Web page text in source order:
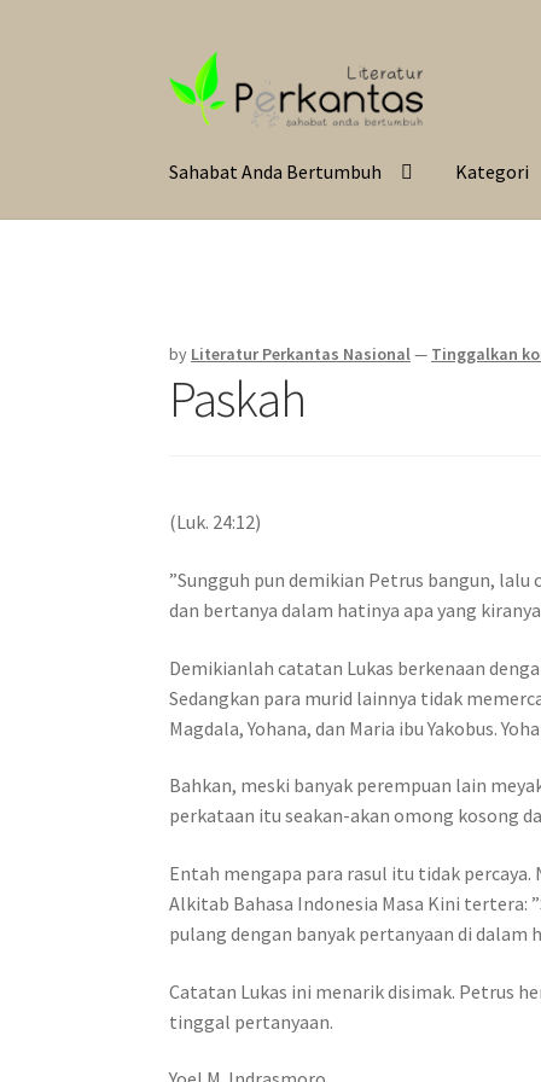
Skip
to
navigation
Langsung
ke
Sahabat Anda Bertumbuh
Kategori
by Literatur Perkantas Nasional— Tinggalkan
Paskah
(Luk. 24:12)
”Sungguh pun demikian Petrus bangun,
dan bertanya dalam hatinya apa yang
Demikianlah catatan Lukas berkenaan
Sedangkan para murid lainnya tidak
Magdala, Yohana, dan Maria ibu Yakobus.
Bahkan, meski banyak perempuan lain
perkataan itu seakan-akan omong kosong
Entah mengapa para rasul itu tidak
Alkitab Bahasa Indonesia Masa Kini tertera:
pulang dengan banyak pertanyaan di dalam
Catatan Lukas ini menarik disimak. Petrus
tinggal pertanyaan.